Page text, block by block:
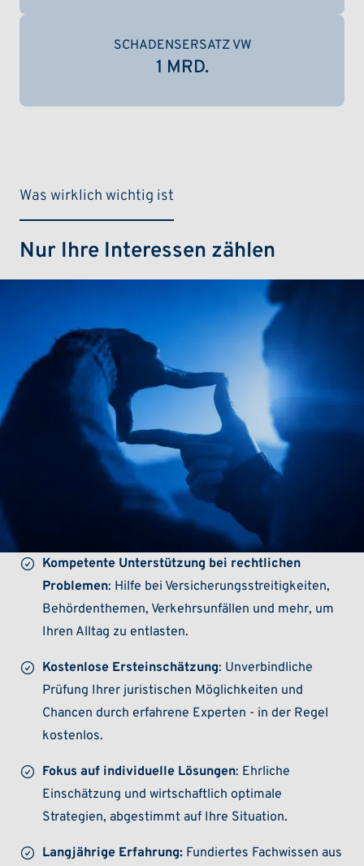
SCHADENSERSATZ VW
1 MRD.
Was wirklich wichtig ist
Nur Ihre Interessen zählen
Kompetente Unterstützung bei rechtlichen
Problemen: Hilfe bei Versicherungsstreitigkeiten,
Behördenthemen, Verkehrsunfällen und mehr, um
Ihren Alltag zu entlasten.
Kostenlose Ersteinschätzung: Unverbindliche
Prüfung Ihrer juristischen Möglichkeiten und
Chancen durch erfahrene Experten - in der Regel
kostenlos.
Fokus auf individuelle Lösungen: Ehrliche
Einschätzung und wirtschaftlich optimale
Strategien, abgestimmt auf Ihre Situation.
Langjährige Erfahrung: Fundiertes Fachwissen aus